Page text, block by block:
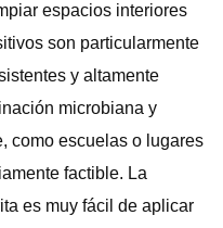
espacios interiores
son particularmente
y altamente
microbiana y
como escuelas o lugares
factible. La
es muy fácil de aplicar